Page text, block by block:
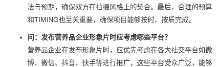
法与预期，确保双方在拍摄风格上的契合。最后，合理的预算
和TIMING也至关重要，确保项目能够按时、按质完成。
问：发布营养品企业形象片时应考虑哪些平台？
营养品企业在发布形象片时，应优先考虑在各大社交平台如微
博、微信、抖音、快手等进行推广，这些平台受众广泛，能够